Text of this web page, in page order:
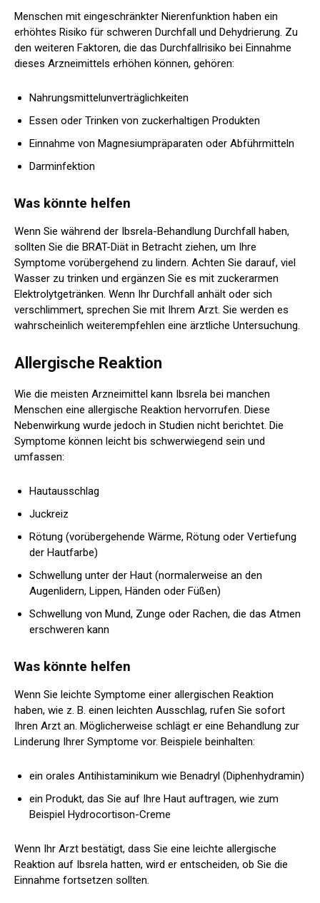
Menschen mit eingeschränkter Nierenfunktion haben ein
erhöhtes Risiko für schweren Durchfall und Dehydrierung. Zu
den weiteren Faktoren, die das Durchfallrisiko bei Einnahme
dieses Arzneimittels erhöhen können, gehören:
Nahrungsmittelunverträglichkeiten
Essen oder Trinken von zuckerhaltigen Produkten
Einnahme von Magnesiumpräparaten oder Abführmitteln
Darminfektion
Was könnte helfen
Wenn Sie während der Ibsrela-Behandlung Durchfall haben,
sollten Sie die BRAT-Diät in Betracht ziehen, um Ihre
Symptome vorübergehend zu lindern. Achten Sie darauf, viel
Wasser zu trinken und ergänzen Sie es mit zuckerarmen
Elektrolytgetränken. Wenn Ihr Durchfall anhält oder sich
verschlimmert, sprechen Sie mit Ihrem Arzt. Sie werden es
wahrscheinlich weiterempfehlen eine ärztliche Untersuchung.
Allergische Reaktion
Wie die meisten Arzneimittel kann Ibsrela bei manchen
Menschen eine allergische Reaktion hervorrufen. Diese
Nebenwirkung wurde jedoch in Studien nicht berichtet. Die
Symptome können leicht bis schwerwiegend sein und
umfassen:
Hautausschlag
Juckreiz
Rötung (vorübergehende Wärme, Rötung oder Vertiefung
der Hautfarbe)
Schwellung unter der Haut (normalerweise an den
Augenlidern, Lippen, Händen oder Füßen)
Schwellung von Mund, Zunge oder Rachen, die das Atmen
erschweren kann
Was könnte helfen
Wenn Sie leichte Symptome einer allergischen Reaktion
haben, wie z. B. einen leichten Ausschlag, rufen Sie sofort
Ihren Arzt an. Möglicherweise schlägt er eine Behandlung zur
Linderung Ihrer Symptome vor. Beispiele beinhalten:
ein orales Antihistaminikum wie Benadryl (Diphenhydramin)
ein Produkt, das Sie auf Ihre Haut auftragen, wie zum
Beispiel Hydrocortison-Creme
Wenn Ihr Arzt bestätigt, dass Sie eine leichte allergische
Reaktion auf Ibsrela hatten, wird er entscheiden, ob Sie die
Einnahme fortsetzen sollten.